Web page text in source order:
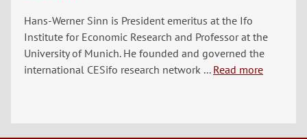
Hans-Werner Sinn is President emeritus at the Ifo
Institute for Economic Research and Professor at the
University of Munich. He founded and governed the
international CESifo research network ... Read more